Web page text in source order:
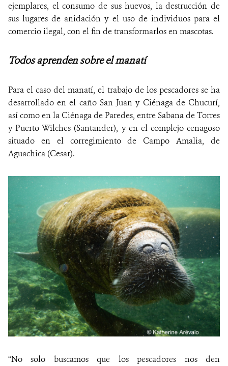
ejemplares, el consumo de sus huevos, la destrucción de
sus lugares de anidación y el uso de individuos para el
comercio ilegal, con el fin de transformarlos en mascotas.
Todos aprenden sobre el manatí
Para el caso del manatí, el trabajo de los pescadores se ha
desarrollado en el caño San Juan y Ciénaga de Chucurí,
así como en la Ciénaga de Paredes, entre Sabana de Torres
y Puerto Wilches (Santander), y en el complejo cenagoso
situado en el corregimiento de Campo Amalia, de
Aguachica (Cesar).
“No solo buscamos que los pescadores nos den